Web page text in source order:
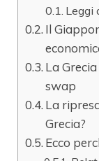
Leggi
Il
La
swap
La
Grecia?
Ecco